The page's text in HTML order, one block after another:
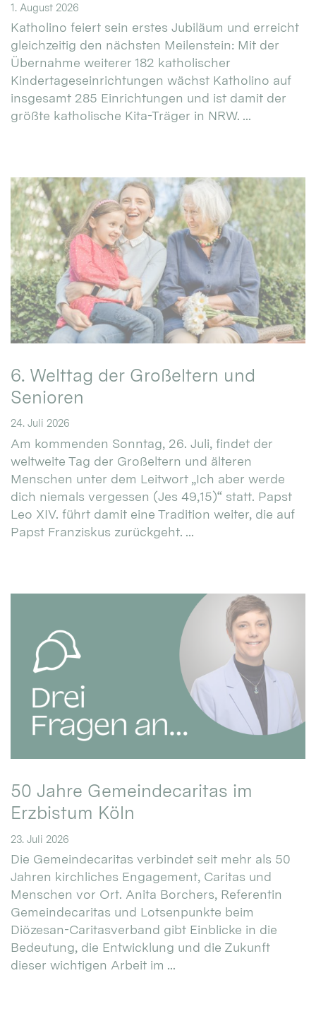
1. August 2026
Katholino feiert sein erstes Jubiläum und erreicht
gleichzeitig den nächsten Meilenstein: Mit der
Übernahme weiterer 182 katholischer
Kindertageseinrichtungen wächst Katholino auf
insgesamt 285 Einrichtungen und ist damit der
größte katholische Kita-Träger in NRW. ...
6. Welttag der Großeltern und
Senioren
24. Juli 2026
Am kommenden Sonntag, 26. Juli, findet der
weltweite Tag der Großeltern und älteren
Menschen unter dem Leitwort „Ich aber werde
dich niemals vergessen (Jes 49,15)“ statt. Papst
Leo XIV. führt damit eine Tradition weiter, die auf
Papst Franziskus zurückgeht. ...
50 Jahre Gemeindecaritas im
Erzbistum Köln
23. Juli 2026
Die Gemeindecaritas verbindet seit mehr als 50
Jahren kirchliches Engagement, Caritas und
Menschen vor Ort. Anita Borchers, Referentin
Gemeindecaritas und Lotsenpunkte beim
Diözesan-Caritasverband gibt Einblicke in die
Bedeutung, die Entwicklung und die Zukunft
dieser wichtigen Arbeit im ...